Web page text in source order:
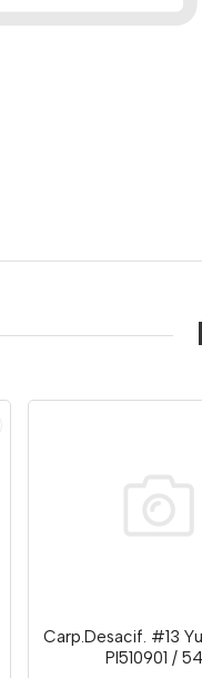
Carp.Desacif. #13
Pl510901 /